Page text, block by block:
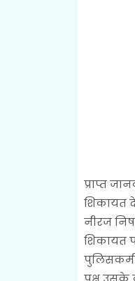
प्राप्त
शिकायत
नीरज
शिकायत